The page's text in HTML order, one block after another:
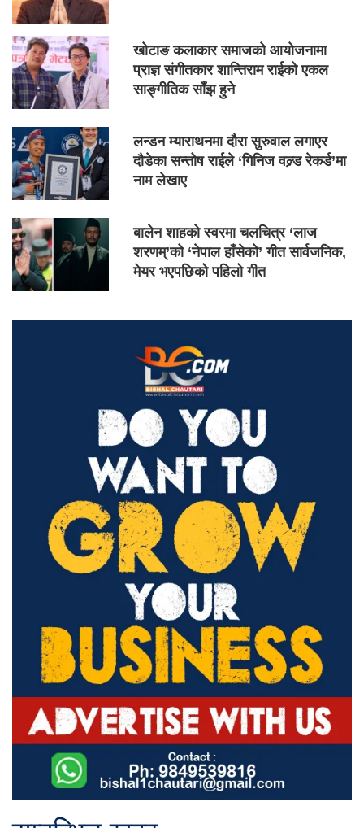
खोटाङ कलाकार समाजको आयोजनामा
प्राज्ञ संगीतकार शान्तिराम राईको एकल
साङ्गीतिक साँझ हुने
लन्डन म्याराथनमा दौरा सुरुवाल लगाएर
दौडेका सन्तोष राईले ‘गिनिज वल्र्ड रेकर्ड’मा
नाम लेखाए
बालेन शाहको स्वरमा चलचित्र ‘लाज
शरणम्’को ‘नेपाल हाँसेको’ गीत सार्वजनिक,
मेयर भएपछिको पहिलो गीत